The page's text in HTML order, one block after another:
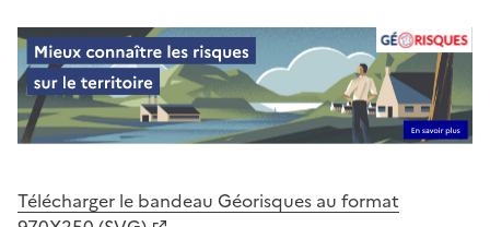
Télécharger le bandeau Géorisques au format